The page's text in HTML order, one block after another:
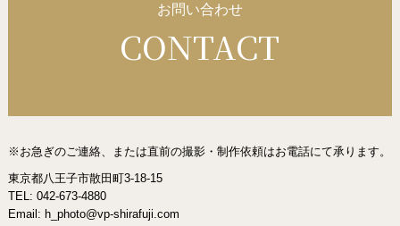
お問い合わせ
CONTACT
※お急ぎのご連絡、または直前の撮影・制作依頼はお電話にて承ります。
東京都八王子市散田町3-18-15
TEL: 042-673-4880
Email: h_photo@vp-shirafuji.com